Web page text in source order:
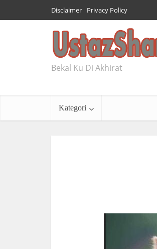
Disclaimer Privacy Policy
Bekal Ku Di Akhirat
Kategori